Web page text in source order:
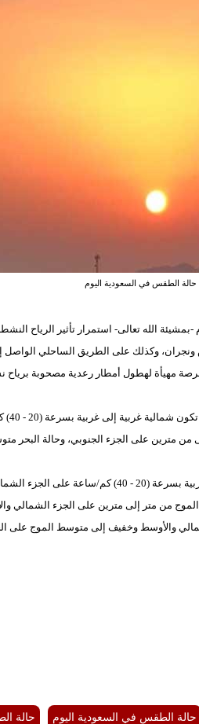
حالة الطقس في السعودية اليوم
-بمشيئة الله تعالى- استمرار تأثير الرياح
ونجران، وكذلك على الطريق الساحلي
الفرصة مهيأة لهطول أمطار رعدية مصحوبة
من مترين على الجزء الجنوبي، وحالة البحر
وفي الخليج العربي تكون الرياح السطحية شمالية غربية إلى
وارتفاع الموج من متر إلى مترين على الجزء
والأوسط وخفيف إلى متوسط الموج على
حالة الطقس في السعودية اليوم حالة